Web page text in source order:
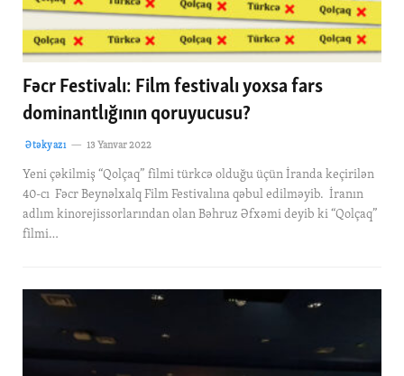
Fəcr Festivalı: Film festivalı yoxsa fars
dominantlığının qoruyucusu?
Ətəkyazı 13 Yanvar 2022
Yeni çəkilmiş “Qolçaq” filmi türkcə olduğu üçün İranda keçirilən
40-cı Fəcr Beynəlxalq Film Festivalına qəbul edilməyib. İranın
adlım kinorejissorlarından olan Bəhruz Əfxəmi deyib ki “Qolçaq”
filmi…